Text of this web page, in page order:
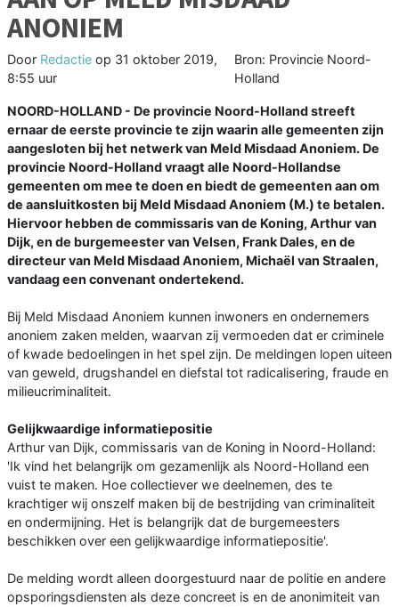
ANONIEM
Door Redactie op 31 oktober 2019,
8:55 uur
Bron: Provincie Noord-
Holland
NOORD-HOLLAND - De provincie Noord-Holland streeft
ernaar de eerste provincie te zijn waarin alle gemeenten zijn
aangesloten bij het netwerk van Meld Misdaad Anoniem. De
provincie Noord-Holland vraagt alle Noord-Hollandse
gemeenten om mee te doen en biedt de gemeenten aan om
de aansluitkosten bij Meld Misdaad Anoniem (M.) te betalen.
Hiervoor hebben de commissaris van de Koning, Arthur van
Dijk, en de burgemeester van Velsen, Frank Dales, en de
directeur van Meld Misdaad Anoniem, Michaël van Straalen,
vandaag een convenant ondertekend.
Bij Meld Misdaad Anoniem kunnen inwoners en ondernemers
anoniem zaken melden, waarvan zij vermoeden dat er criminele
of kwade bedoelingen in het spel zijn. De meldingen lopen uiteen
van geweld, drugshandel en diefstal tot radicalisering, fraude en
milieucriminaliteit.
Gelijkwaardige informatiepositie
Arthur van Dijk, commissaris van de Koning in Noord-Holland:
'Ik vind het belangrijk om gezamenlijk als Noord-Holland een
vuist te maken. Hoe collectiever we deelnemen, des te
krachtiger wij onszelf maken bij de bestrijding van criminaliteit
en ondermijning. Het is belangrijk dat de burgemeesters
beschikken over een gelijkwaardige informatiepositie'.
De melding wordt alleen doorgestuurd naar de politie en andere
opsporingsdiensten als deze concreet is en de anonimiteit van